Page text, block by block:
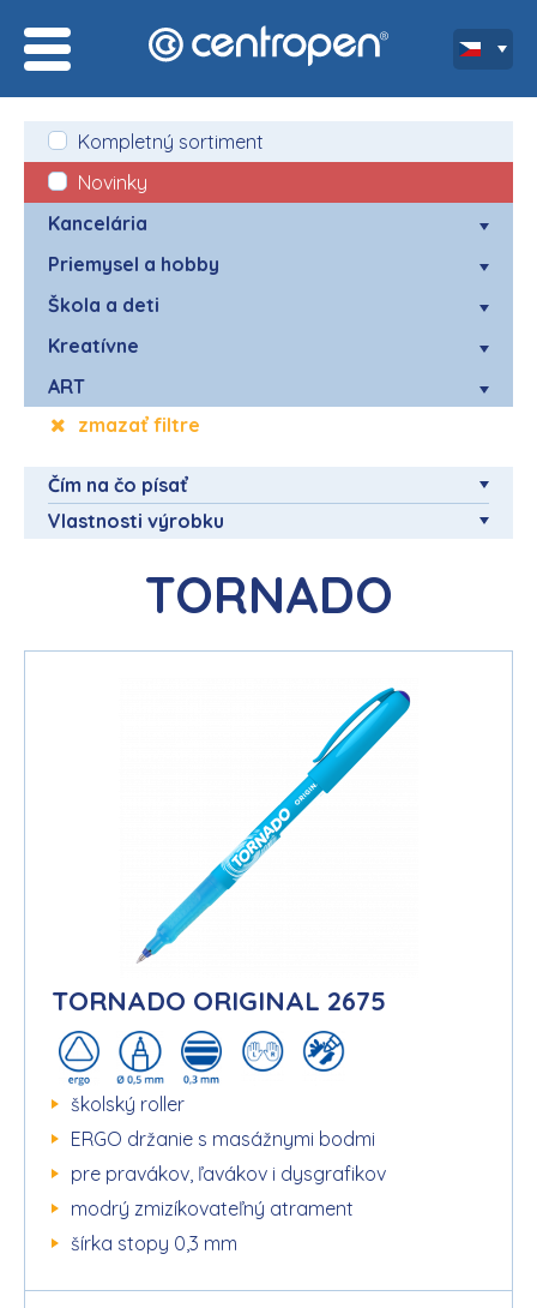
Kompletný sortiment
Novinky
Kancelária
Priemysel a hobby
Škola a deti
Kreatívne
ART
zmazať filtre
Čím na čo písať
Vlastnosti výrobku
TORNADO
TORNADO ORIGINAL 2675
školský roller
ERGO držanie s masážnymi bodmi
pre pravákov, ľavákov i dysgrafikov
modrý zmizíkovateľný atrament
šírka stopy 0,3 mm